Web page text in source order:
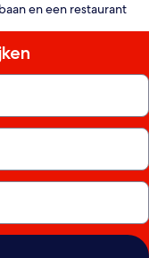
en een restaurant